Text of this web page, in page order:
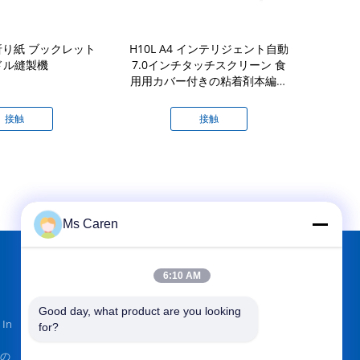
紙 ブックレット
ル縫製機
接触
H10L A4 インテリジェント自動
7.0インチタッチスクリーン 食
用用カバー付きの粘着剤本編み
接触
で私たちをみつけて
Ms Caren
6:10 AM
Good day, what product are you looking
for?